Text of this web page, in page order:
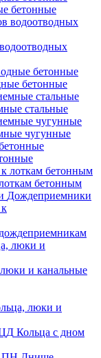
бетонные
бетонные
стальные
чугунные
бетонным
Дождеприемники
и канальные
люки и
Кольца с дном